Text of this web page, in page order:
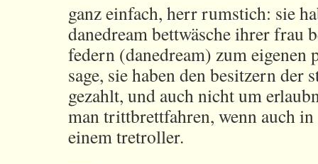
ganz einfach, herr rumstich: sie
danedream bettwäsche ihrer frau
federn (danedream) zum
sage, sie haben den besitzern der
gezahlt, und auch nicht um
man trittbrettfahren, wenn auch
einem tretroller.